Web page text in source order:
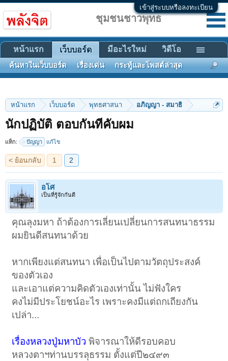
เข้าสู่ระบบหรือลงทะเบียน
หน้าแรก เว็บบอร์ด พุทธศาสนา อภิญญา - สมาธิ
นักปฏิบัติ ตอบกันทีคับผม
แท็ก: ปัญญา แก้ไข
อโศ
เป็นที่รู้จักกันดี
คุณลุงมหา ถ้าต้องการเลี่ยนเปลี่ยนการสนทนาธรรม
ผมยินดีสนทนาด้วย
หากเพียงแต่สนทนา เพื่อเป็นไปตามวัตถุประสงค์
ของตัวเอง
และเอาแต่ความคิดตัวเองเท่านั้น ไม่ฟังใคร
คงไม่มีประโยชน์อะไร เพราะคงมีแต่ถกเถียงกัน
เปล่า...
เรื่องหลวงปู่มหาบัว พิจารณาให้ดีรอบคอบ
หลวงตาฯท่านบรรลุธรรม ตั้งแต่ปี๒๔๙๓
ชุมชนชาวพุทธ
หน้าแรก เว็บบอร์ด
ค้นหาในเว็บบอร์ด เรื่องเด่น กระทู้และโพสต์ล่าสุด
มีอะไรใหม่ วิดีโอ